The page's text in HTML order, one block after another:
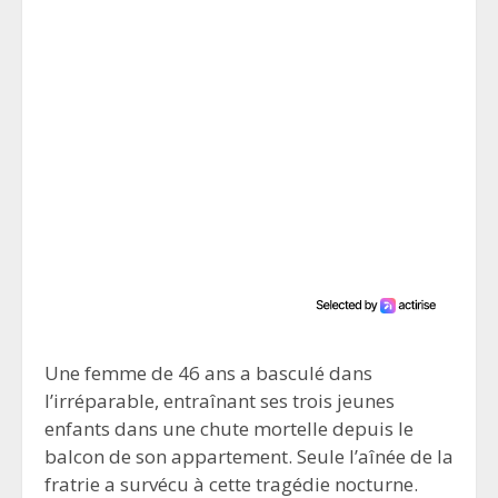
Une femme de 46 ans a basculé dans
l’irréparable, entraînant ses trois jeunes
enfants dans une chute mortelle depuis le
balcon de son appartement. Seule l’aînée de la
fratrie a survécu à cette tragédie nocturne.